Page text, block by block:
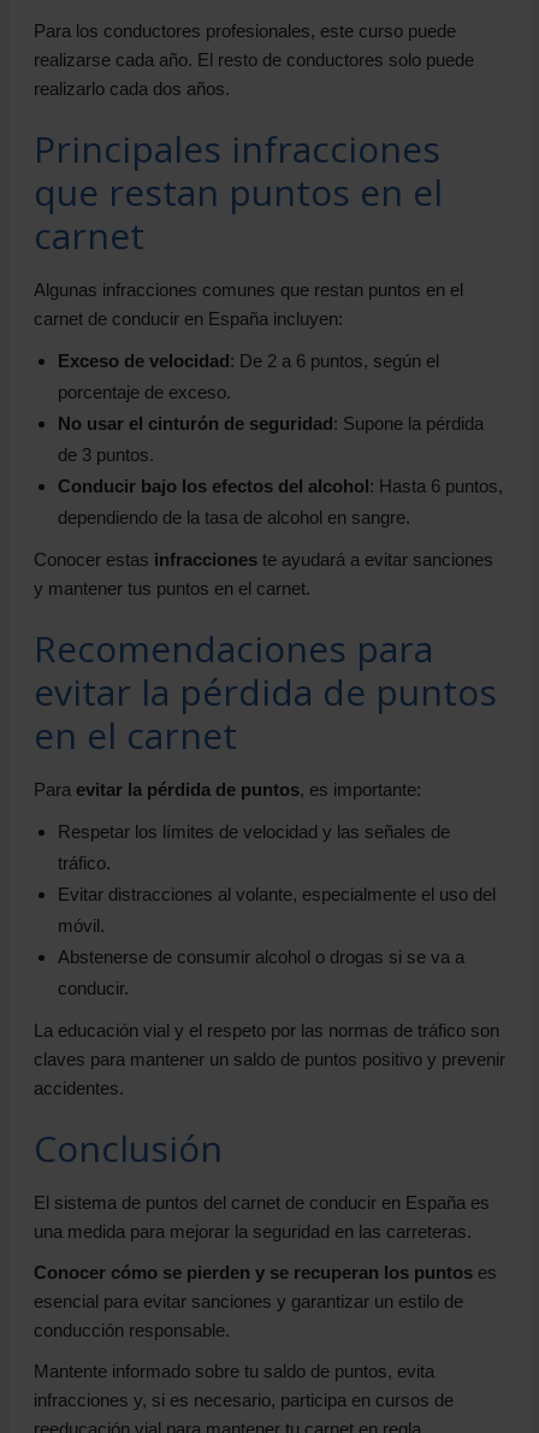
Para los conductores profesionales, este curso puede
realizarse cada año. El resto de conductores solo puede
realizarlo cada dos años.
Principales infracciones
que restan puntos en el
carnet
Algunas infracciones comunes que restan puntos en el
carnet de conducir en España incluyen:
Exceso de velocidad: De 2 a 6 puntos, según el
porcentaje de exceso.
No usar el cinturón de seguridad: Supone la pérdida
de 3 puntos.
Conducir bajo los efectos del alcohol: Hasta 6 puntos,
dependiendo de la tasa de alcohol en sangre.
Conocer estas infraccioneste ayudará a evitar sanciones
y mantener tus puntos en el carnet.
Recomendaciones para
evitar la pérdida de puntos
en el carnet
Para evitar la pérdida de puntos, es importante:
Respetar los límites de velocidad y las señales de
tráfico.
Evitar distracciones al volante, especialmente el uso del
móvil.
Abstenerse de consumir alcohol o drogas si se va a
conducir.
La educación vial y el respeto por las normas de tráfico son
claves para mantener un saldo de puntos positivo y prevenir
accidentes.
Conclusión
El sistema de puntos del carnet de conducir en España es
una medida para mejorar la seguridad en las carreteras.
Conocer cómo se pierden y se recuperan los puntoses
esencial para evitar sanciones y garantizar un estilo de
conducción responsable.
Mantente informado sobre tu saldo de puntos, evita
infracciones y, si es necesario, participa en cursos de
reeducación vial para mantener tu carnet en regla.